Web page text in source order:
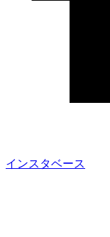
インスタベース